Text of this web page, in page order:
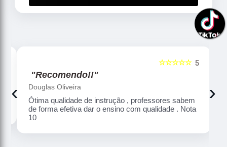
5
☆☆☆☆☆
"Recomendo!!"
Douglas Oliveira
Ótima qualidade de instrução , professores sabem
de forma efetiva dar o ensino com qualidade . Nota
10
‹ ›